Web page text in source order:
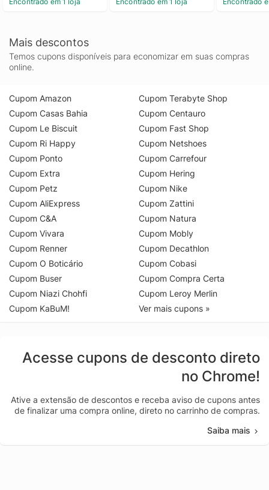
Mais descontos
Temos cupons disponíveis para economizar em suas compras
online.
Cupom Amazon
Cupom Casas Bahia
Cupom Le Biscuit
Cupom Ri Happy
Cupom Ponto
Cupom Extra
Cupom Petz
Cupom AliExpress
Cupom C&A
Cupom Vivara
Cupom Renner
Cupom O Boticário
Cupom Buser
Cupom Niazi Chohfi
Cupom KaBuM!
Cupom Terabyte Shop
Cupom Centauro
Cupom Fast Shop
Cupom Netshoes
Cupom Carrefour
Cupom Hering
Cupom Nike
Cupom Zattini
Cupom Natura
Cupom Mobly
Cupom Decathlon
Cupom Cobasi
Cupom Compra Certa
Cupom Leroy Merlin
Ver mais cupons »
Acesse cupons de desconto direto
no Chrome!
Ative a extensão de descontos e receba aviso de cupons antes
de finalizar uma compra online, direto no carrinho de compras.
Saiba mais